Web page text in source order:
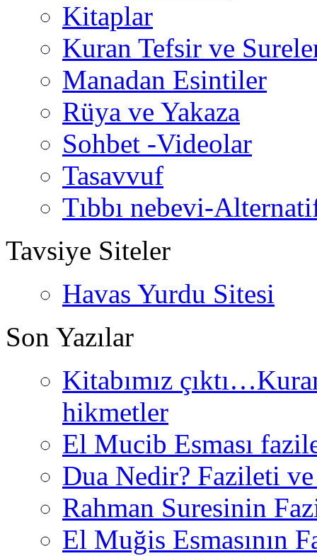
Kitaplar
Kuran Tefsir ve
Manadan Esintiler
Rüya ve Yakaza
Sohbet -Videolar
Tasavvuf
Tıbbı nebevi-
Tavsiye Siteler
Havas Yurdu Sitesi
Son Yazılar
Kitabımız
hikmetler
El Mucib Esması
Dua Nedir? Fazileti
Rahman Suresinin
El Muğis Esmasının